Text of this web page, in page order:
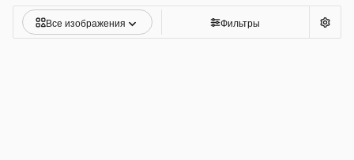
Все изображения Фильтры